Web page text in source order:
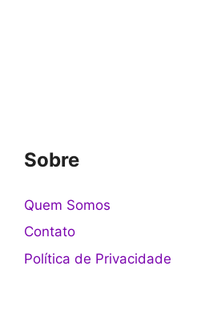
Sobre
Quem Somos
Contato
Política de Privacidade